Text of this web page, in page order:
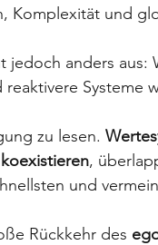
Komplexität und
jedoch anders aus:
Systeme
zu lesen.
koexistieren,
und
Rückkehr des